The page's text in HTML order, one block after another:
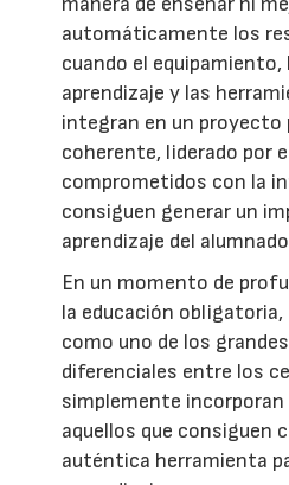
automáticamente los
cuando el equipamiento,
aprendizaje y las
integran en un proyecto
coherente, liderado por
comprometidos con la
consiguen generar un
aprendizaje del
En un momento de
la educación
como uno de los
diferenciales entre los
simplemente
aquellos que consiguen
auténtica herramienta